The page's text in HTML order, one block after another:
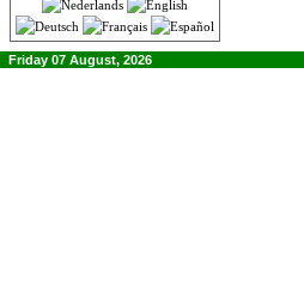
Friday 07 August, 2026